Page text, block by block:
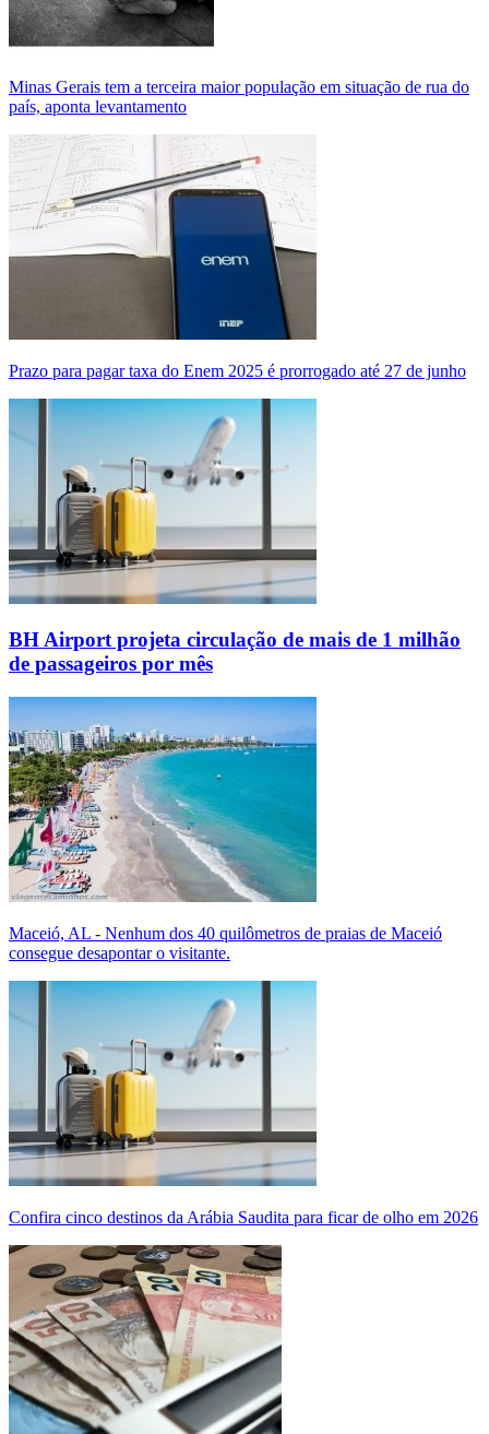
Minas Gerais tem a terceira maior população em situação de rua do
país, aponta levantamento
Prazo para pagar taxa do Enem 2025 é prorrogado até 27 de junho
BH Airport projeta circulação de mais de 1 milhão
de passageiros por mês
Maceió, AL - Nenhum dos 40 quilômetros de praias de Maceió
consegue desapontar o visitante.
Confira cinco destinos da Arábia Saudita para ficar de olho em 2026